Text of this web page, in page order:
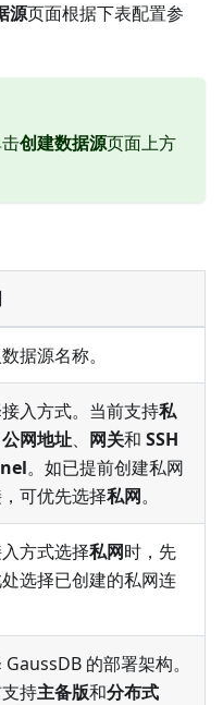
源页面根据下表配置参
创建数据源页面上方
据源名称。
入方式。当前支持私
公网地址、 网关和 SSH
。如已提前创建私网
可优先选择私网。
方式选择私网时，先
选择已创建的私网连
GaussDB 的部署架构。
持主备版和分布式